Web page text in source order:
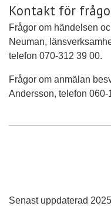
Kontakt för
Frågor om händelsen
Neuman,
telefon 070-312 39 00.
Frågor om anmälan
Andersson, telefon 060-
Senast uppdaterad